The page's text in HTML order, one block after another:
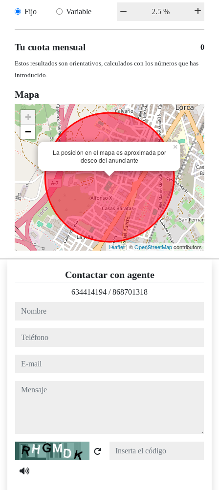
Fijo Variable
Tu cuota mensual 0
Estos resultados son orientativos, calculados con los números que has
introducido.
Mapa
La posición en el mapa es aproximada por
deseo del anunciante
×
+
−
Leaflet| ©OpenStreetMapcontributors
Contactar con agente
634414194 /868701318
nombre
teléfono
e-mail
mensaje
Captcha